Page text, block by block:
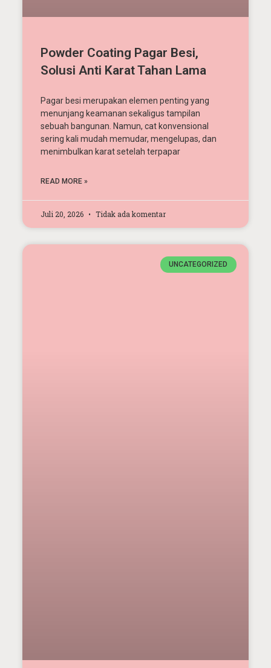
Powder Coating Pagar Besi,
Solusi Anti Karat Tahan Lama
Pagar besi merupakan elemen penting yang
menunjang keamanan sekaligus tampilan
sebuah bangunan. Namun, cat konvensional
sering kali mudah memudar, mengelupas, dan
menimbulkan karat setelah terpapar
READ MORE »
Juli 20, 2026 Tidak ada komentar
UNCATEGORIZED